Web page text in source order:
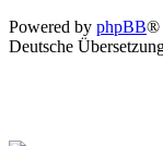
Powered by phpBB®
Deutsche